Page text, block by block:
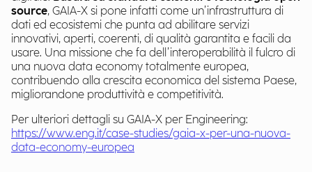
source, GAIA-X si pone infatti come un’infrastruttura di
dati ed ecosistemi che punta ad abilitare servizi
innovativi, aperti, coerenti, di qualità garantita e facili da
usare. Una missione che fa dell’interoperabilità il fulcro di
una nuova data economy totalmente europea,
contribuendo alla crescita economica del sistema Paese,
migliorandone produttività e competitività.
Per ulteriori dettagli su GAIA-X per Engineering:
https://www.eng.it/case-studies/gaia-x-per-una-nuova-
data-economy-europea